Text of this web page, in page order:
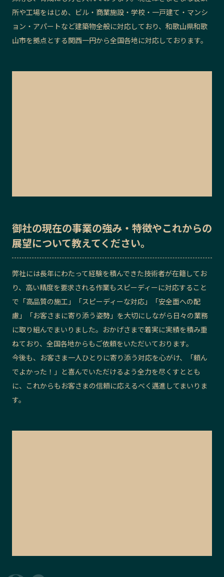
所や工場をはじめ、ビル・商業施設・学校・一戸建て・マンシ
ョン・アパートなど建築物全般に対応しており、和歌山県和歌
山市を拠点とする関西一円から全国各地に対応しております。
御社の現在の事業の強み・特徴やこれからの
展望について教えてください。
弊社には長年にわたって経験を積んできた技術者が在籍してお
り、高い精度を要求される作業もスピーディーに対応すること
で「高品質の施工」「スピーディーな対応」「安全面への配
慮」「お客さまに寄り添う姿勢」を大切にしながら日々の業務
に取り組んでまいりました。おかげさまで着実に実績を積み重
ねており、全国各地からもご依頼をいただいております。
今後も、お客さま一人ひとりに寄り添う対応を心がけ、「頼ん
でよかった！」と喜んでいただけるよう全力を尽くすととも
に、これからもお客さまの信頼に応えるべく邁進してまいりま
す。